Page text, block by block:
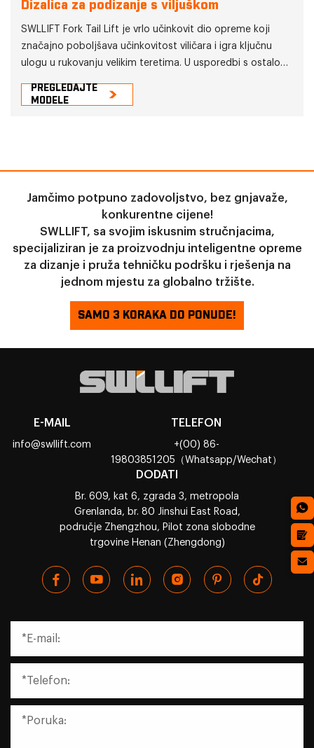
Dizalica za podizanje s viljuškom
SWLLIFT Fork Tail Lift je vrlo učinkovit dio opreme koji
značajno poboljšava učinkovitost viličara i igra ključnu
ulogu u rukovanju velikim teretima. U usporedbi s ostalom
dizača je da ne zahtijeva dodatnu pomoćnu opremu za
brzo premještanje velikih predmeta i sigurno,
povećavajući produktivnost i konkurentnost.
PREGLEDAJTE
MODELE
Jamčimo potpuno zadovoljstvo, bez gnjavaže,
konkurentne cijene!
SWLLIFT, sa svojim iskusnim stručnjacima,
specijaliziran je za proizvodnju inteligentne opreme
za dizanje i pruža tehničku podršku i rješenja na
jednom mjestu za globalno tržište.
SAMO 3 KORAKA DO PONUDE!
E-MAIL
info@swllift.com
TELEFON
+(00) 86-
19803851205（Whatsapp/Wechat）
DODATI
Br. 609, kat 6, zgrada 3, metropola
Grenlanda, br. 80 Jinshui East Road,
područje Zhengzhou, Pilot zona slobodne
trgovine Henan (Zhengdong)